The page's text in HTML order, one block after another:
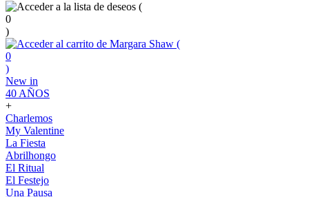
(
0
)
(
0
)
New in
40 AÑOS
+
Charlemos
My Valentine
La Fiesta
Abrilhongo
El Ritual
El Festejo
Una Pausa